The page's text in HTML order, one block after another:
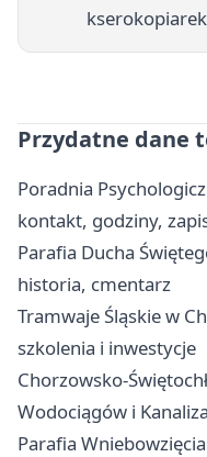
Przydatne dane
Poradnia
kontakt, godziny,
Parafia Ducha
historia, cmentarz
Tramwaje Śląskie w
szkolenia i inwestycje
Chorzowsko-
Wodociągów i
Parafia